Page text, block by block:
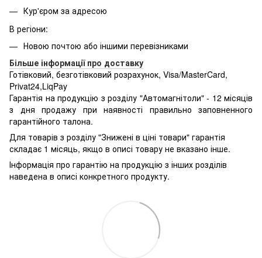
Кур'єром за адресою
В регіони:
Новою почтою або іншими перевізниками
Більше інформації про доставку
Готівковий, безготівковий розрахунок, Visa/MasterCard,
Privat24,LiqPay
Гарантія на продукцію з розділу "Автомагнітоли" - 12 місяців
з дня продажу при наявності правильно заповненного
гарантійного талона.
Для товарів з розділу "Знижені в ціні товари" гарантія
складає 1 місяць, якщо в описі товару не вказано інше.
Інформація про гарантію на продукцію з інших розділів
наведена в описі конкретного продукту.